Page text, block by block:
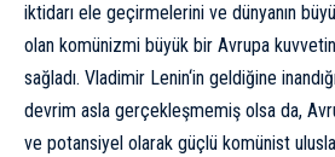
iktidarı ele geçirmelerini ve dünyanın
olan komünizmi büyük bir Avrupa
sağladı. Vladimir Lenin‘in geldiğine
devrim asla gerçekleşmemiş olsa da,
ve potansiyel olarak güçlü komünist